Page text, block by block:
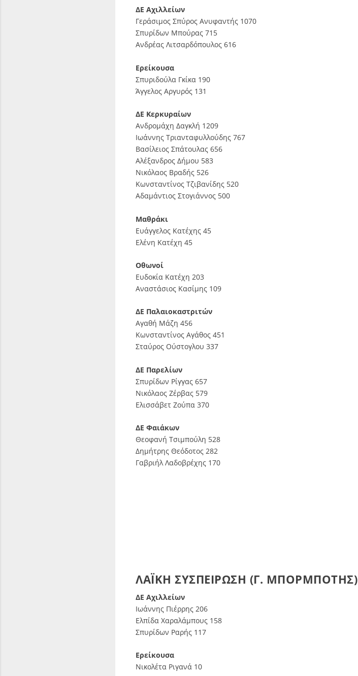
ΔΕ Αχιλλείων
Γεράσιμος Σπύρος Ανυφαντής 1070
Σπυρίδων Μπούρας 715
Ανδρέας Λιτσαρδόπουλος 616
Ερείκουσα
Σπυριδούλα Γκίκα 190
Άγγελος Αργυρός 131
ΔΕ Κερκυραίων
Ανδρομάχη Δαγκλή 1209
Ιωάννης Τριανταφυλλούδης 767
Βασίλειος Σπάτουλας 656
Αλέξανδρος Δήμου 583
Νικόλαος Βραδής 526
Κωνσταντίνος Τζιβανίδης 520
Αδαμάντιος Στογιάννος 500
Μαθράκι
Ευάγγελος Κατέχης 45
Ελένη Κατέχη 45
Οθωνοί
Ευδοκία Κατέχη 203
Αναστάσιος Κασίμης 109
ΔΕ Παλαιοκαστριτών
Αγαθή Μάζη 456
Κωνσταντίνος Αγάθος 451
Σταύρος Ούστογλου 337
ΔΕ Παρελίων
Σπυρίδων Ρίγγας 657
Νικόλαος Ζέρβας 579
Ελισσάβετ Ζούπα 370
ΔΕ Φαιάκων
Θεοφανή Τσιμπούλη 528
Δημήτρης Θεόδοτος 282
Γαβριήλ Λαδοβρέχης 170
ΛΑΪΚΗ ΣΥΣΠΕΙΡΩΣΗ (Γ. ΜΠΟΡΜΠΟΤΗΣ)
ΔΕ Αχιλλείων
Ιωάννης Πιέρρης 206
Ελπίδα Χαραλάμπους 158
Σπυρίδων Ραρής 117
Ερείκουσα
Νικολέτα Ριγανά 10